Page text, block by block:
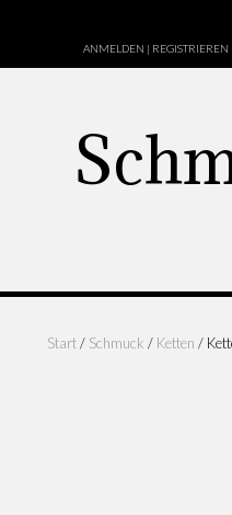
ANMELDEN | REGISTRIEREN
Start/ Schmuck / Ketten /